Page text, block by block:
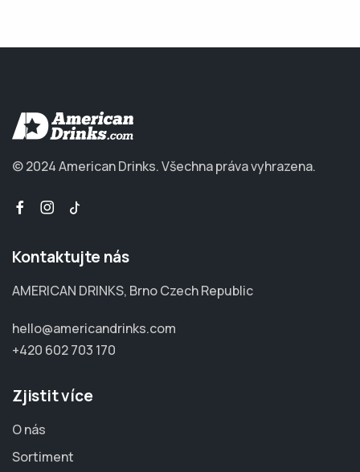
© 2024 American Drinks.Všechna práva vyhrazena.
Kontaktujte nás
AMERICAN DRINKS, Brno Czech Republic
hello@americandrinks.com
+420 602 703 170
Zjistit více
O nás
Sortiment